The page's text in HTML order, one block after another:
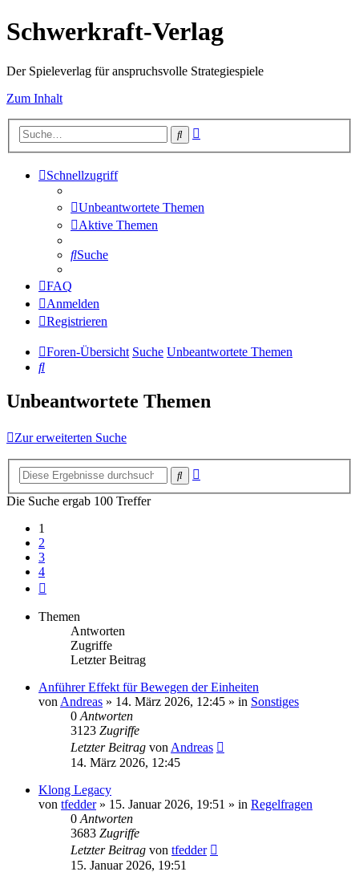
Schwerkraft-Verlag
Der Spieleverlag für anspruchsvolle Strategiespiele
Zum Inhalt
Suche
Schnellzugriff
Unbeantwortete Themen
Aktive Themen
Suche
FAQ
Anmelden
Registrieren
Foren-Übersicht Suche Unbeantwortete Themen
Suche
Unbeantwortete Themen
Zur erweiterten Suche
Suche
Die Suche ergab 100 Treffer
1
2
3
4
Themen
Antworten
Zugriffe
Letzter Beitrag
Anführer Effekt für Bewegen der Einheiten
von Andreas » 14. März 2026, 12:45 » in Sonstiges
0 Antworten
3123 Zugriffe
Letzter Beitrag von Andreas
14. März 2026, 12:45
Klong Legacy
von tfedder» 15. Januar 2026, 19:51 » in Regelfragen
0 Antworten
3683 Zugriffe
Letzter Beitrag von tfedder
15. Januar 2026, 19:51